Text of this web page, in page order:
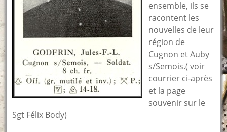
ensemble, ils se
racontent les
nouvelles de leur
région de
Cugnon et Auby
s/Semois.( voir
courrier ci-après
et la page
souvenir sur le
Sgt Félix Body)